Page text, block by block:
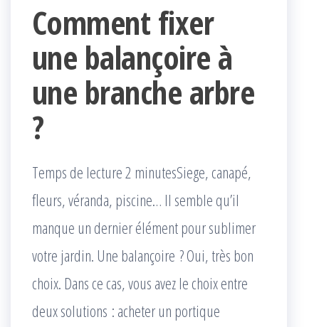
Comment fixer
une balançoire à
une branche arbre
?
Temps de lecture 2 minutesSiege, canapé,
fleurs, véranda, piscine… Il semble qu’il
manque un dernier élément pour sublimer
votre jardin. Une balançoire ? Oui, très bon
choix. Dans ce cas, vous avez le choix entre
deux solutions : acheter un portique